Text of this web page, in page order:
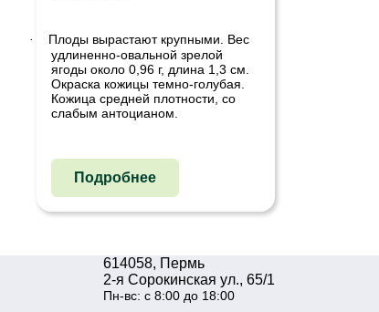
·
Плоды вырастают крупными. Вес
удлиненно-овальной зрелой
ягоды около 0,96 г, длина 1,3 см.
Окраска кожицы темно-голубая.
Кожица средней плотности, со
слабым антоцианом.
Подробнее
614058, Пермь
2-я Сорокинская ул., 65/1
Пн-вс: с 8:00 до 18:00